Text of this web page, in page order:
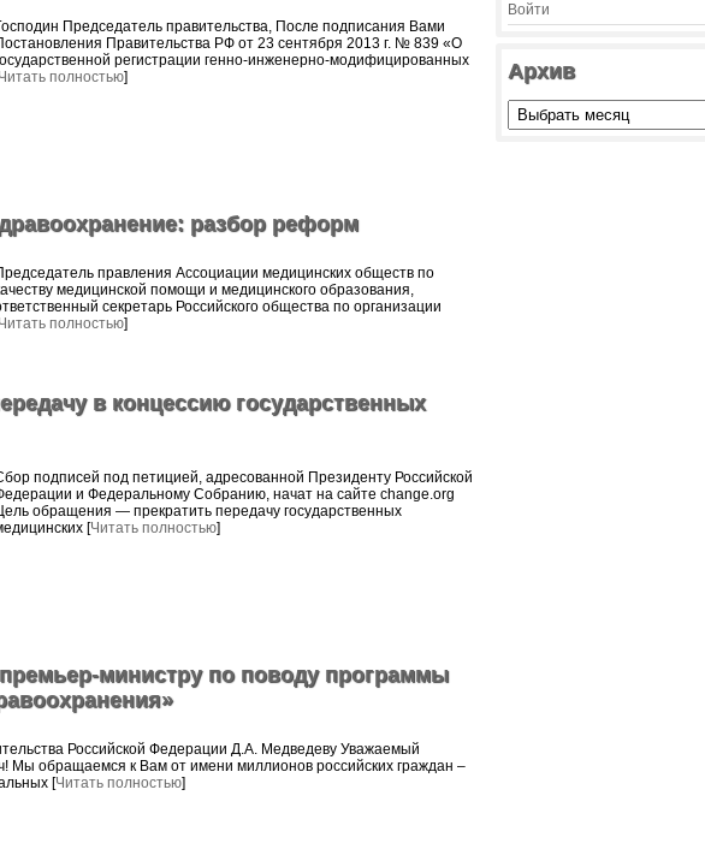
Председатель правительства, После подписания Вами
Правительства РФ от 23 сентября 2013 г. № 839 «О
регистрации генно-инженерно-модифицированных
полностью]
разбор реформ
правления Ассоциации медицинских обществ по
медицинской помощи и медицинского образования,
секретарь Российского общества по организации
полностью]
в концессию государственных
подписей под петицией, адресованной Президенту Российской
и Федеральному Собранию, начат на сайте change.org
обращения — прекратить передачу государственных
[Читать полностью]
министру по поводу программы
Российской Федерации Д.А. Медведеву Уважаемый
Мы обращаемся к Вам от имени миллионов российских граждан –
[Читать полностью]
Войти
Архив